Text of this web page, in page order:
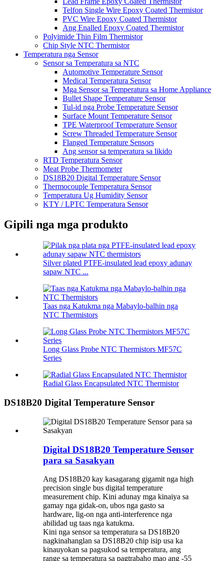
Telfon Single Wire Epoxy Coated Thermistor
PVC Wire Epoxy Coated Thermistor
Ang Enalled Epoxy Coated Thermistor
Polyimide Thin Film Thermistor
Chip Style NTC Thermistor
Temperatura nga Sensor
Sensor sa Temperatura sa NTC
Automotive Temperature Sensor
Medical Temperatura Sensor
Mga Sensor sa Temperatura sa Home Appliance
Bullet Shape Temperature Sensor
Tul-id nga Probe Temperature Sensor
Surface Mount Temperature Sensor
TPE Waterproof Temperature Sensor
Screw Threaded Temperature Sensor
Flanged Temperature Sensors
Ang sensor sa temperatura sa likido
RTD Temperatura Sensor
Meat Probe Thermometer
DS18B20 Digital Temperature Sensor
Thermocouple Temperatura Sensor
Temperatura Ug Humidity Sensor
KTY / LPTC Temperatura Sensor
Gipili nga mga produkto
Silver plated PTFE-insulated lead epoxy adunay
sapaw NTC ...
Taas nga Katukma nga Mabaylo-balhin nga
NTC Thermistors
Long Glass Probe NTC Thermistors MF57C
Series
Radial Glass Encapsulated NTC Thermistor
DS18B20 Digital Temperature Sensor
Digital DS18B20 Temperature Sensor
para sa Sasakyan
Ang DS18B20 kay kasagarang gigamit nga high
precision single bus digital temperature
measurement chip. Kini adunay mga kinaiya sa
gamay nga gidak-on, ubos nga gasto sa
hardware, lig-on nga anti-interference nga
abilidad ug taas nga katukma.
Kini nga sensor sa temperatura sa DS18B20
nagkinahanglan sa DS18B20 chip isip usa ka
kinauyokan sa pagsukod sa temperatura, ang
range sa temperatura sa pagtrabaho mao ang -55